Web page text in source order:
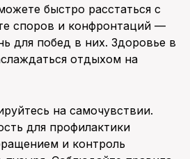
быстро расстаться с
споров и конфронтаций —
для побед в них. Здоровье в
отдыхом на
на самочувствии.
для профилактики
и контроль